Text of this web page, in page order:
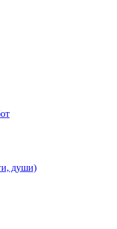
души)